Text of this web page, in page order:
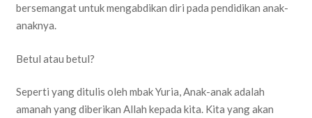
bersemangat untuk mengabdikan diri pada pendidikan anak-
anaknya.
Betul atau betul?
Seperti yang ditulis oleh mbak Yuria, Anak-anak adalah
amanah yang diberikan Allah kepada kita. Kita yang akan